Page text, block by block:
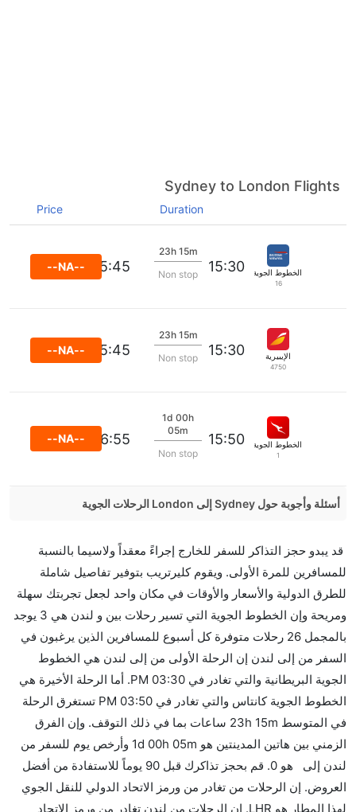
Sydney to London Flights
Duration
Price
الخطوط الجوية البريطانية
16
15:30
23h 15m
Non stop
05:45
--NA--
الإيبيرية
4750
15:30
23h 15m
Non stop
05:45
--NA--
الخطوط الجوية كانتاس
1
15:50
1d 00h
05m
Non stop
06:55
--NA--
أسئلة وأجوبة حول Sydney إلى London الرحلات الجوية
إلىلندن مما تستغرقه الخطوط الجوية الأخرى؟
نعم. توفر كل من أسرع رحلات الطيران على هذا الطريق،
هل توفر شركات الطيران مساحة إضافية للنوم؟
كثير من خطوط طيران درجة رجال الأعمال توفر مساحة
إضافية للنوم.
هل يمكنني حمل طعامي الخاص؟
نعم، يمكنك حمل طعامك الخاص، و لكن يجب أن يكون معبئا
بشكل جيد.
هل سيقدم لي الكحول على متن رحلة من إلى لندن؟
لا تقدم شركة الطيران الكحول على متن رحلة داخلية. يتم
تقديم الكحول على متن الرحلات الدولية فقط.
قد يبدو حجز التذاكر للسفر للخارج إجراءً معقداً ولاسيما بالنسبة
للمسافرين للمرة الأولى. ويقوم كليرتريب بتوفير تفاصيل شاملة
للطرق الدولية والأسعار والأوقات في مكان واحد لجعل تجربتك سهلة
ومريحة وإن الخطوط الجوية التي تسير رحلات بين و لندن هي 3 يوجد
بالمجمل 26 رحلات متوفرة كل أسبوع للمسافرين الذين يرغبون في
السفر من إلى لندن إن الرحلة الأولى من إلى لندن هي الخطوط
الجوية البريطانية والتي تغادر في 03:30 PM. أما الرحلة الأخيرة هي
الخطوط الجوية كانتاس والتي تغادر في 03:50 PM تستغرق الرحلة
في المتوسط 23h 15m ساعات بما في ذلك التوقف. وإن الفرق
الزمني بين هاتين المدينتين هو 1d 00h 05m وأرخص يوم للسفر من
لندن إلى هو 0. قم بحجز تذاكرك قبل 90 يوماً للاستفادة من أفضل
العروض. إن الرحلات من تغادر من ورمز الاتحاد الدولي للنقل الجوي
لهذا المطار هو LHR. إن الرحلات من لندن تغادر من ورمز الاتحاد